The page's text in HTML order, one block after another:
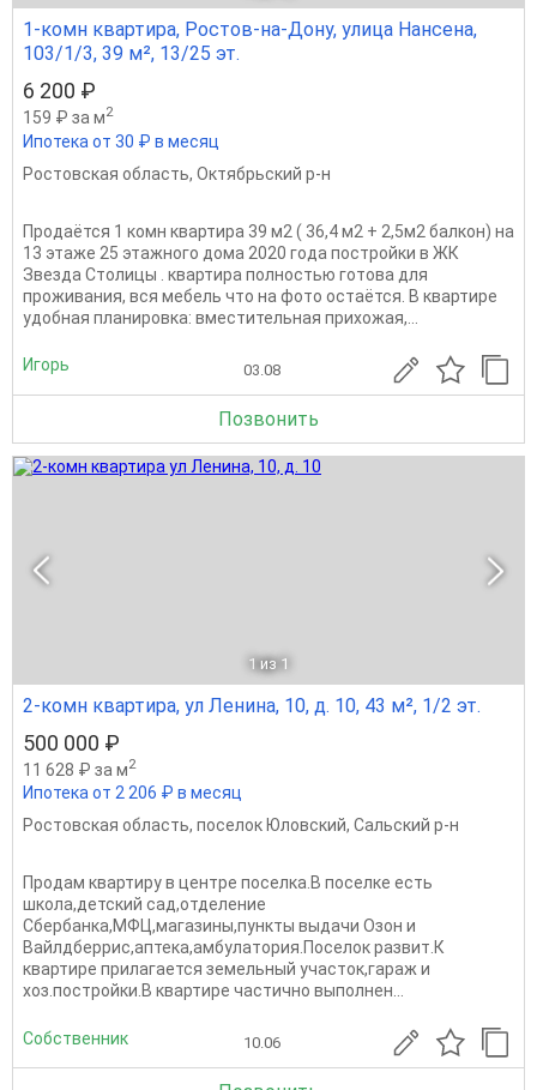
1-комн квартира, Ростов-на-Дону, улица Нансена,
103/1/3, 39 м², 13/25 эт.
6 200 ₽
159 ₽ за м2
Ипотека от 30 ₽ в месяц
Ростовская область, Октябрьский р-н
Продаётся 1 комн квартира 39 м2 ( 36,4 м2 + 2,5м2 балкон) на
13 этаже 25 этажного дома 2020 года постройки в ЖК
Звезда Столицы . квартира полностью готова для
проживания, вся мебель что на фото остаётся. В квартире
удобная планировка: вместительная прихожая,...
Игорь 03.08
Позвонить
1 из 1
2-комн квартира, ул Ленина, 10, д. 10, 43 м², 1/2 эт.
500 000 ₽
11 628 ₽ за м2
Ипотека от 2 206 ₽ в месяц
Ростовская область, поселок Юловский, Сальский р-н
Продам квартиру в центре поселка.В поселке есть
школа,детский сад,отделение
Сбербанка,МФЦ,магазины,пункты выдачи Озон и
Вайлдберрис,аптека,амбулатория.Поселок развит.К
квартире прилагается земельный участок,гараж и
хоз.постройки.В квартире частично выполнен...
Собственник 10.06